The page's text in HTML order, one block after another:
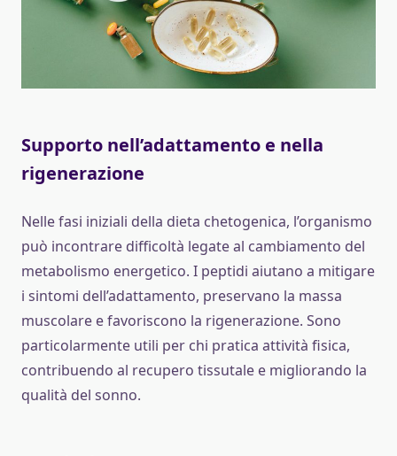
Supporto nell’adattamento e nella
rigenerazione
Nelle fasi iniziali della dieta chetogenica, l’organismo
può incontrare difficoltà legate al cambiamento del
metabolismo energetico. I peptidi aiutano a mitigare
i sintomi dell’adattamento, preservano la massa
muscolare e favoriscono la rigenerazione. Sono
particolarmente utili per chi pratica attività fisica,
contribuendo al recupero tissutale e migliorando la
qualità del sonno.